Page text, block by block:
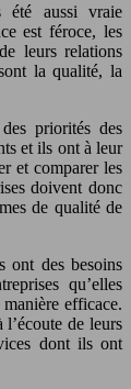
été aussi vraie
est féroce, les
leurs relations
la qualité, la
priorités des
et ils ont à leur
et comparer les
doivent donc
de qualité de
ont des besoins
qu’elles
efficace.
de leurs
dont ils ont